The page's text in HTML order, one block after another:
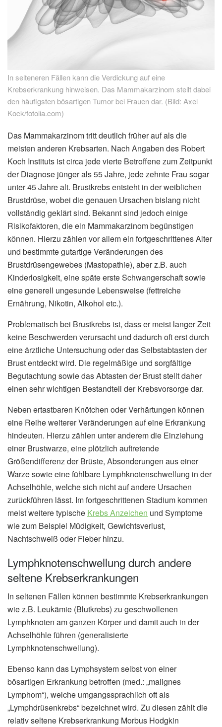
In selteneren Fällen kann die Verdickung auf eine
Krebserkrankung hinweisen. Das Mammakarzinom stellt dabei
den häufigsten bösartigen Tumor bei Frauen dar. (Bild: Axel
Kock/fotolia.com)
Das Mammakarzinom tritt deutlich früher auf als die
meisten anderen Krebsarten. Nach Angaben des Robert
Koch Instituts ist circa jede vierte Betroffene zum Zeitpunkt
der Diagnose jünger als 55 Jahre, jede zehnte Frau sogar
unter 45 Jahre alt. Brustkrebs entsteht in der weiblichen
Brustdrüse, wobei die genauen Ursachen bislang nicht
vollständig geklärt sind. Bekannt sind jedoch einige
Risikofaktoren, die ein Mammakarzinom begünstigen
können. Hierzu zählen vor allem ein fortgeschrittenes Alter
und bestimmte gutartige Veränderungen des
Brustdrüsengewebes (Mastopathie), aber z.B. auch
Kinderlosigkeit, eine späte erste Schwangerschaft sowie
eine generell ungesunde Lebensweise (fettreiche
Ernährung, Nikotin, Alkohol etc.).
Problematisch bei Brustkrebs ist, dass er meist langer Zeit
keine Beschwerden verursacht und dadurch oft erst durch
eine ärztliche Untersuchung oder das Selbstabtasten der
Brust entdeckt wird. Die regelmäßige und sorgfältige
Begutachtung sowie das Abtasten der Brust stellt daher
einen sehr wichtigen Bestandteil der Krebsvorsorge dar.
Neben ertastbaren Knötchen oder Verhärtungen können
eine Reihe weiterer Veränderungen auf eine Erkrankung
hindeuten. Hierzu zählen unter anderem die Einziehung
einer Brustwarze, eine plötzlich auftretende
Größendifferenz der Brüste, Absonderungen aus einer
Warze sowie eine fühlbare Lymphknotenschwellung in der
Achselhöhle, welche sich nicht auf andere Ursachen
zurückführen lässt. Im fortgeschrittenen Stadium kommen
meist weitere typische Krebs Anzeichen und Symptome
wie zum Beispiel Müdigkeit, Gewichtsverlust,
Nachtschweiß oder Fieber hinzu.
Lymphknotenschwellung durch andere
seltene Krebserkrankungen
In seltenen Fällen können bestimmte Krebserkrankungen
wie z.B. Leukämie (Blutkrebs) zu geschwollenen
Lymphknoten am ganzen Körper und damit auch in der
Achselhöhle führen (generalisierte
Lymphknotenschwellung).
Ebenso kann das Lymphsystem selbst von einer
bösartigen Erkrankung betroffen (med.: „malignes
Lymphom“), welche umgangssprachlich oft als
„Lymphdrüsenkrebs“ bezeichnet wird. Zu diesen zählt die
relativ seltene Krebserkrankung Morbus Hodgkin